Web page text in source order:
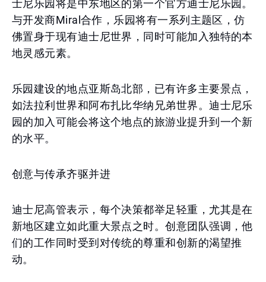
士尼乐园将是中东地区的第一个官方迪士尼乐园。
与开发商Miral合作，乐园将有一系列主题区，仿
佛置身于现有迪士尼世界，同时可能加入独特的本
地灵感元素。
乐园建设的地点亚斯岛北部，已有许多主要景点，
如法拉利世界和阿布扎比华纳兄弟世界。迪士尼乐
园的加入可能会将这个地点的旅游业提升到一个新
的水平。
创意与传承齐驱并进
迪士尼高管表示，每个决策都举足轻重，尤其是在
新地区建立如此重大景点之时。创意团队强调，他
们的工作同时受到对传统的尊重和创新的渴望推
动。